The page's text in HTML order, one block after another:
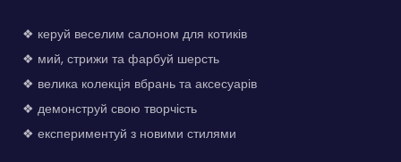
❖ керуй веселим салоном для котиків
❖ мий, стрижи та фарбуй шерсть
❖ велика колекція вбрань та аксесуарів
❖ демонструй свою творчість
❖ експериментуй з новими стилями